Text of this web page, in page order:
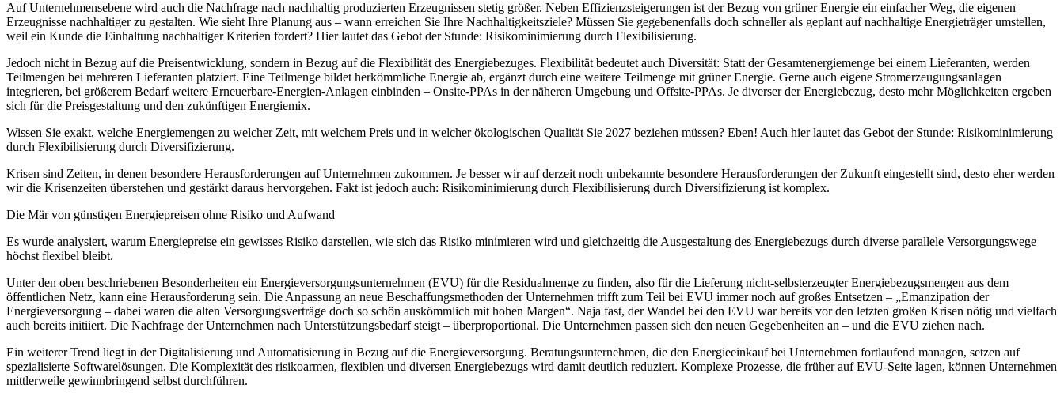
Auf Unternehmensebene wird auch die Nachfrage nach nachhaltig produzierten Erzeugnissen stetig größer. Neben Effizienzsteigerungen ist der Bezug von grüner Energie ein einfacher Weg, die eigenen
Erzeugnisse nachhaltiger zu gestalten. Wie sieht Ihre Planung aus – wann erreichen Sie Ihre Nachhaltigkeitsziele? Müssen Sie gegebenenfalls doch schneller als geplant auf nachhaltige Energieträger umstellen,
weil ein Kunde die Einhaltung nachhaltiger Kriterien fordert? Hier lautet das Gebot der Stunde: Risikominimierung durch Flexibilisierung.
Jedoch nicht in Bezug auf die Preisentwicklung, sondern in Bezug auf die Flexibilität des Energiebezuges. Flexibilität bedeutet auch Diversität: Statt der Gesamtenergiemenge bei einem Lieferanten, werden
Teilmengen bei mehreren Lieferanten platziert. Eine Teilmenge bildet herkömmliche Energie ab, ergänzt durch eine weitere Teilmenge mit grüner Energie. Gerne auch eigene Stromerzeugungsanlagen
integrieren, bei größerem Bedarf weitere Erneuerbare-Energien-Anlagen einbinden – Onsite-PPAs in der näheren Umgebung und Offsite-PPAs. Je diverser der Energiebezug, desto mehr Möglichkeiten ergeben
sich für die Preisgestaltung und den zukünftigen Energiemix.
Wissen Sie exakt, welche Energiemengen zu welcher Zeit, mit welchem Preis und in welcher ökologischen Qualität Sie 2027 beziehen müssen? Eben! Auch hier lautet das Gebot der Stunde: Risikominimierung
durch Flexibilisierung durch Diversifizierung.
Krisen sind Zeiten, in denen besondere Herausforderungen auf Unternehmen zukommen. Je besser wir auf derzeit noch unbekannte besondere Herausforderungen der Zukunft eingestellt sind, desto eher werden
wir die Krisenzeiten überstehen und gestärkt daraus hervorgehen. Fakt ist jedoch auch: Risikominimierung durch Flexibilisierung durch Diversifizierung ist komplex.
Die Mär von günstigen Energiepreisen ohne Risiko und Aufwand
Es wurde analysiert, warum Energiepreise ein gewisses Risiko darstellen, wie sich das Risiko minimieren wird und gleichzeitig die Ausgestaltung des Energiebezugs durch diverse parallele Versorgungswege
höchst flexibel bleibt.
Unter den oben beschriebenen Besonderheiten ein Energieversorgungsunternehmen (EVU) für die Residualmenge zu finden, also für die Lieferung nicht-selbsterzeugter Energiebezugsmengen aus dem
öffentlichen Netz, kann eine Herausforderung sein. Die Anpassung an neue Beschaffungsmethoden der Unternehmen trifft zum Teil bei EVU immer noch auf großes Entsetzen – „Emanzipation der
Energieversorgung – dabei waren die alten Versorgungsverträge doch so schön auskömmlich mit hohen Margen“. Naja fast, der Wandel bei den EVU war bereits vor den letzten großen Krisen nötig und vielfach
auch bereits initiiert. Die Nachfrage der Unternehmen nach Unterstützungsbedarf steigt – überproportional. Die Unternehmen passen sich den neuen Gegebenheiten an – und die EVU ziehen nach.
Ein weiterer Trend liegt in der Digitalisierung und Automatisierung in Bezug auf die Energieversorgung. Beratungsunternehmen, die den Energieeinkauf bei Unternehmen fortlaufend managen, setzen auf
spezialisierte Softwarelösungen. Die Komplexität des risikoarmen, flexiblen und diversen Energiebezugs wird damit deutlich reduziert. Komplexe Prozesse, die früher auf EVU-Seite lagen, können Unternehmen
mittlerweile gewinnbringend selbst durchführen.